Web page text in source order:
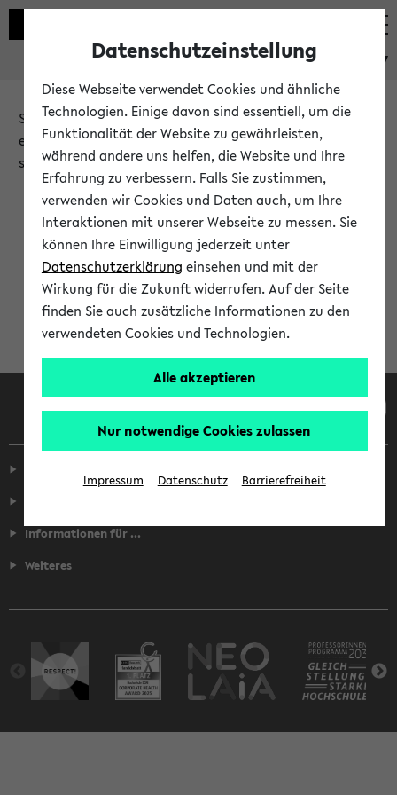
eKVV
Sie möchten auf eine eKVV Funktion zugreifen, die Ihnen
erst nach einer Anmeldung am System zur Verfügung
steht.
Bitte melden Sie sich an:
Anmeldung am eKVV
Informationen für ...
Weiteres
Datenschutzeinstellung
Diese Webseite verwendet Cookies und ähnliche
Technologien. Einige davon sind essentiell, um die
Funktionalität der Website zu gewährleisten,
während andere uns helfen, die Website und Ihre
Erfahrung zu verbessern. Falls Sie zustimmen,
verwenden wir Cookies und Daten auch, um Ihre
Interaktionen mit unserer Webseite zu messen. Sie
können Ihre Einwilligung jederzeit unter
Datenschutzerklärung einsehen und mit der
Wirkung für die Zukunft widerrufen. Auf der Seite
finden Sie auch zusätzliche Informationen zu den
verwendeten Cookies und Technologien.
Alle akzeptieren
Nur notwendige Cookies zulassen
Impressum Datenschutz Barrierefreiheit